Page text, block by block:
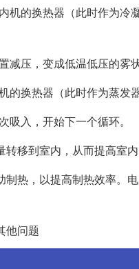
机的换热器（此时作为
压，变成低温低压的雾状
的换热器（此时作为蒸发
入，开始下一个循环。
移到室内，从而提高室
热，以提高制热效率。
他问题